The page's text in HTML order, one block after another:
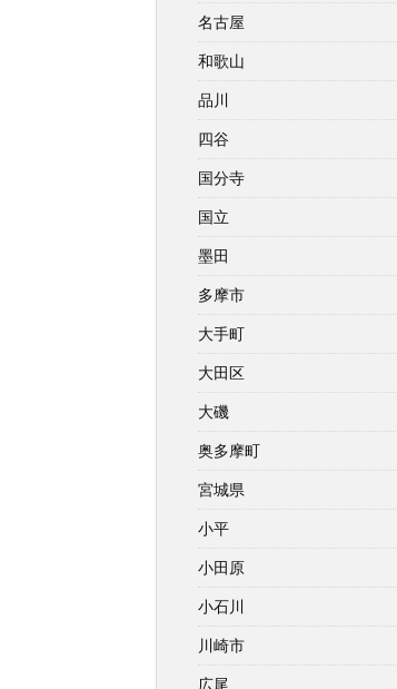
名古屋
和歌山
品川
四谷
国分寺
国立
墨田
多摩市
大手町
大田区
大磯
奥多摩町
宮城県
小平
小田原
小石川
川崎市
広尾